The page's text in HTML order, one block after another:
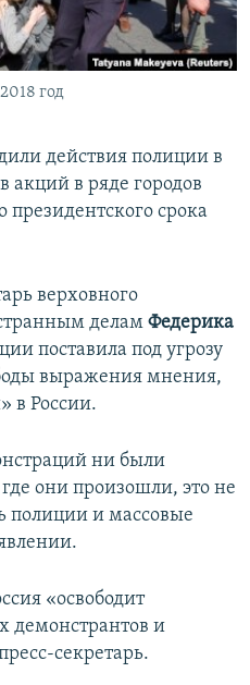
год
действия полиции в
акций в ряде городов
президентского срока
верховного
делам Федерика
поставила под угрозу
выражения мнения,
в России.
ни были
они произошли, это не
полиции и массовые
«освободит
демонстрантов и
секретарь.